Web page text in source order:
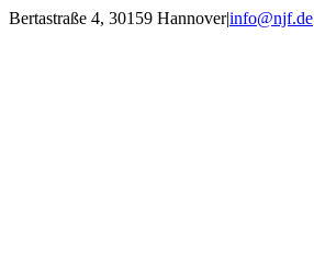
Zum
Bertastraße 4, 30159 Hannover|info@njf.de